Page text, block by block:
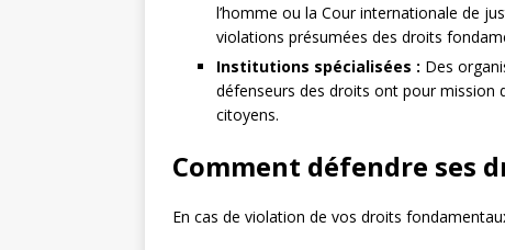
l’homme ou la Cour internationale de
violations présumées des droits
Institutions spécialisées : Des
défenseurs des droits ont pour
citoyens.
Comment défendre ses
En cas de violation de vos droits